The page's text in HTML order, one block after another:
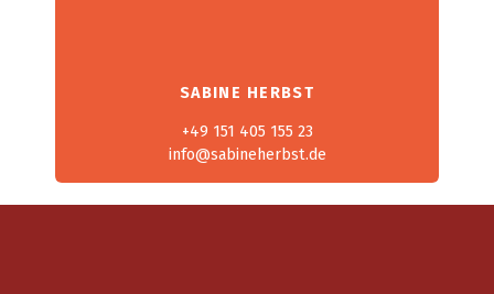
SABINE HERBST
+49 151 405 155 23
info@sabineherbst.de